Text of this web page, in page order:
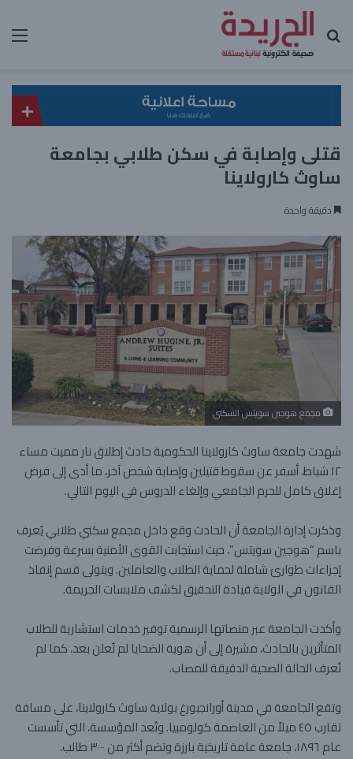
بحث عن
قتلى وإصابة في سكن طلابي بجامعة
ساوث كارولاينا
دقيقة واحدة
مجمع هوجين سويتس السكني
شهدت جامعة ساوث كارولاينا الحكومية حادث إطلاق نار مميت مساء
١٢ شباط، أسفر عن سقوط قتيلين وإصابة شخص آخر، ما أدى إلى فرض
إغلاق كامل للحرم الجامعي وإلغاء الدروس في اليوم التالي.
وذكرت إدارة الجامعة أن الحادث وقع داخل مجمع سكني طلابي يُعرف
باسم “هوجين سويتس”، حيث استجابت القوى الأمنية بسرعة وفرضت
إجراءات طوارئ شاملة لحماية الطلاب والعاملين. ويتولى قسم إنفاذ
القانون في الولاية قيادة التحقيق لكشف ملابسات الجريمة.
وأكدت الجامعة عبر منصاتها الرسمية توفير خدمات استشارية للطلاب
المتأثرين بالحادث، مشيرة إلى أن هوية الضحايا لم تُعلن بعد، كما لم
تُعرف الحالة الصحية الدقيقة للمصاب.
وتقع الجامعة في مدينة أورانجبورغ بولاية ساوث كارولاينا، على مسافة
تقارب ٤٥ ميلاً من العاصمة كولومبيا. وتُعد المؤسسة، التي تأسست
عام ١٨٩٦، جامعة عامة تاريخية بارزة وتضم أكثر من ٣٠٠٠ طالب.